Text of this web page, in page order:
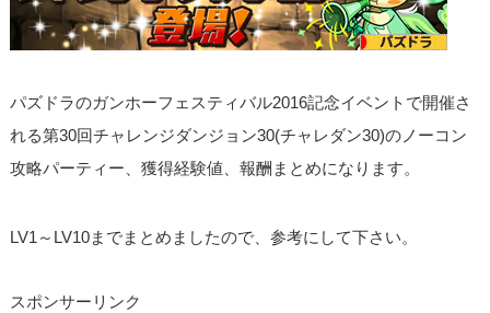
パズドラのガンホーフェスティバル2016記念イベントで開催さ
れる第30回チャレンジダンジョン30(チャレダン30)のノーコン
攻略パーティー、獲得経験値、報酬まとめになります。
LV1～LV10までまとめましたので、参考にして下さい。
スポンサーリンク